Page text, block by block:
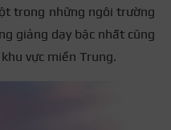
trong những ngôi trường
giảng dạy bậc nhất cũng
vực miền Trung.